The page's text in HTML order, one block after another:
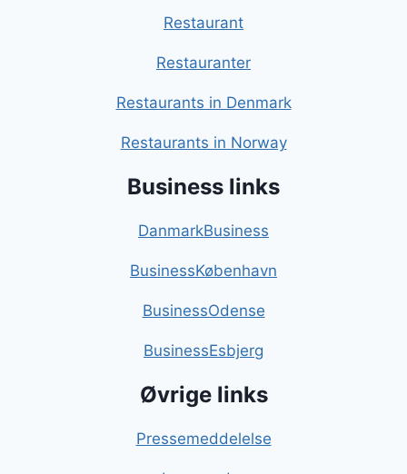
Restaurant
Restauranter
Restaurants in Denmark
Restaurants in Norway
Business links
DanmarkBusiness
BusinessKøbenhavn
BusinessOdense
BusinessEsbjerg
Øvrige links
Pressemeddelelse